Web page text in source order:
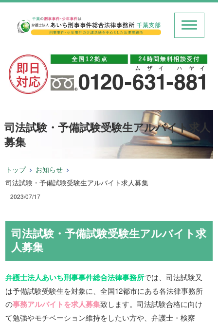
司法試験・予備試験受験生アルバイト求人
募集
トップ
お知らせ
司法試験・予備試験受験生アルバイト求人募集
2023/07/17
司法試験・予備試験受験生アルバイト求
人募集
弁護士法人あいち刑事事件総合法律事務所では、司法試験又
は予備試験受験生を対象に、全国12都市にある各法律事務所
の事務アルバイトを求人募集致します。司法試験合格に向け
て勉強やモチベーション維持をしたい方や、弁護士・検察